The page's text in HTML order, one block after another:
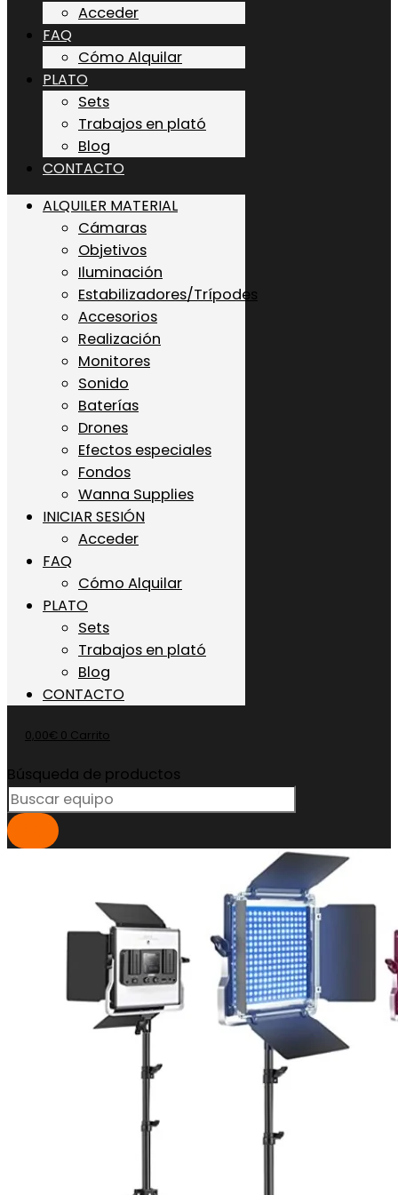
Acceder
FAQ
Cómo Alquilar
PLATO
Sets
Trabajos en plató
Blog
CONTACTO
ALQUILER MATERIAL
Cámaras
Objetivos
Iluminación
Estabilizadores/Trípodes
Accesorios
Realización
Monitores
Sonido
Baterías
Drones
Efectos especiales
Fondos
Wanna Supplies
INICIAR SESIÓN
Acceder
FAQ
Cómo Alquilar
PLATO
Sets
Trabajos en plató
Blog
CONTACTO
0,00€ 0 Carrito
Búsqueda de productos